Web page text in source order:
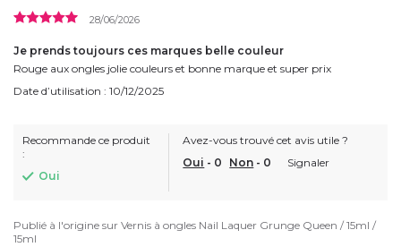
28/06/2026
Je prends toujours ces marques belle couleur
Rouge aux ongles jolie couleurs et bonne marque et super prix
Date d’utilisation : 10/12/2025
Recommande ce produit
:
Oui
Avez-vous trouvé cet avis utile ?
Oui - 0 Non - 0 Signaler
Publié à l'origine sur Vernis à ongles Nail Laquer Grunge Queen / 15ml /
15ml